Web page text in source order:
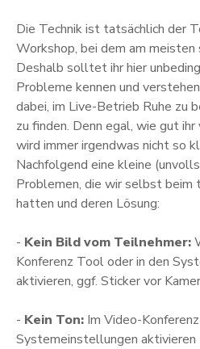
Die Technik ist tatsächlich der
Workshop, bei dem am meisten
Deshalb solltet ihr hier
Probleme kennen und
dabei, im Live-Betrieb Ruhe zu
zu finden. Denn egal, wie gut
wird immer irgendwas nicht so
Nachfolgend eine kleine
Problemen, die wir selbst beim
hatten und deren Lösung:
- Kein Bild vom Teilnehmer:
Konferenz Tool oder in den
aktivieren, ggf. Sticker vor
- Kein Ton: Im Video-
Systemeinstellungen aktivieren